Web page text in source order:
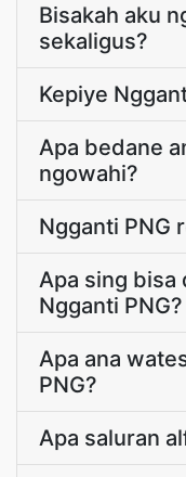
Bisakah aku
sekaligus?
Kepiye
Apa bedane
ngowahi?
Ngganti PNG
Apa sing bisa
Ngganti PNG?
Apa ana
PNG?
Apa saluran